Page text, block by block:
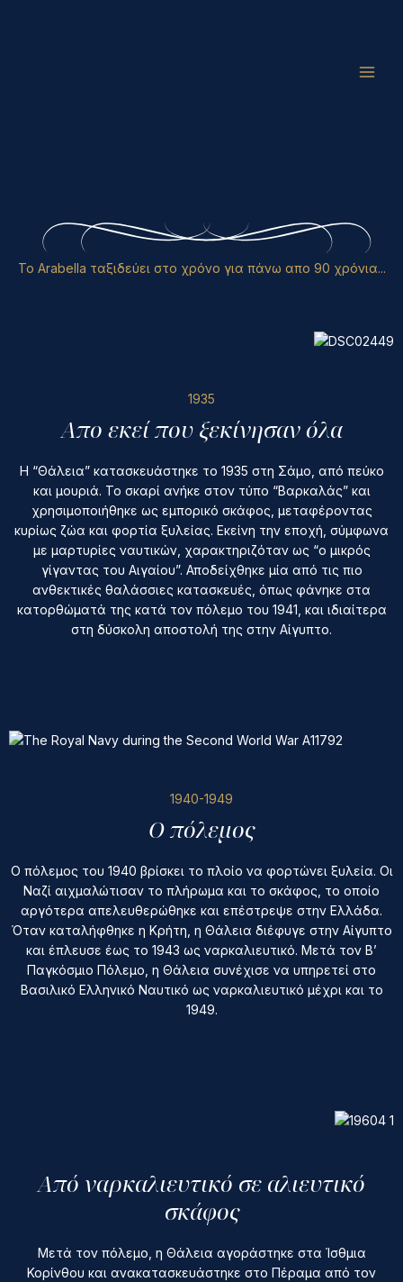
To Arabella ταξιδεύει στο χρόνο για πάνω απο 90 χρόνια...
1935
Απο εκεί που ξεκίνησαν όλα
Η “Θάλεια” κατασκευάστηκε το 1935 στη Σάμο, από πεύκο
και μουριά. Το σκαρί ανήκε στον τύπο “Βαρκαλάς” και
χρησιμοποιήθηκε ως εμπορικό σκάφος, μεταφέροντας
κυρίως ζώα και φορτία ξυλείας. Εκείνη την εποχή, σύμφωνα
με μαρτυρίες ναυτικών, χαρακτηριζόταν ως “ο μικρός
γίγαντας του Αιγαίου”. Αποδείχθηκε μία από τις πιο
ανθεκτικές θαλάσσιες κατασκευές, όπως φάνηκε στα
κατορθώματά της κατά τον πόλεμο του 1941, και ιδιαίτερα
στη δύσκολη αποστολή της στην Αίγυπτο.
1940-1949
Ο πόλεμος
Ο πόλεμος του 1940 βρίσκει το πλοίο να φορτώνει ξυλεία. Οι
Ναζί αιχμαλώτισαν το πλήρωμα και το σκάφος, το οποίο
αργότερα απελευθερώθηκε και επέστρεψε στην Ελλάδα.
Όταν καταλήφθηκε η Κρήτη, η Θάλεια διέφυγε στην Αίγυπτο
και έπλευσε έως το 1943 ως ναρκαλιευτικό. Μετά τον Β’
Παγκόσμιο Πόλεμο, η Θάλεια συνέχισε να υπηρετεί στο
Βασιλικό Ελληνικό Ναυτικό ως ναρκαλιευτικό μέχρι και το
1949.
Από ναρκαλιευτικό σε αλιευτικό
σκάφος
Μετά τον πόλεμο, η Θάλεια αγοράστηκε στα Ίσθμια
Κορίνθου και ανακατασκευάστηκε στο Πέραμα από τον